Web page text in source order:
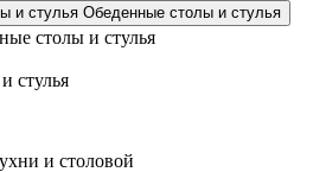
Обеденные столы и стулья
стулья
и столовой